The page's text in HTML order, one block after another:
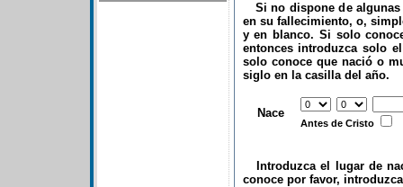
Si no dispone de algunas
en su fallecimiento, o,
y en blanco. Si solo
entonces introduzca solo
solo conoce que nació o
siglo en la casilla del año.
Nace
Antes de Cristo
Introduzca el lugar de
conoce por favor,